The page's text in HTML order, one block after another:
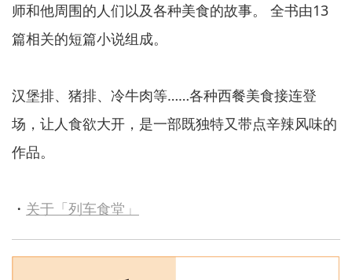
师和他周围的人们以及各种美食的故事。 全书由13
篇相关的短篇小说组成。
汉堡排、猪排、冷牛肉等……各种西餐美食接连登
场，让人食欲大开，是一部既独特又带点辛辣风味的
作品。
・ 关于「列车食堂」